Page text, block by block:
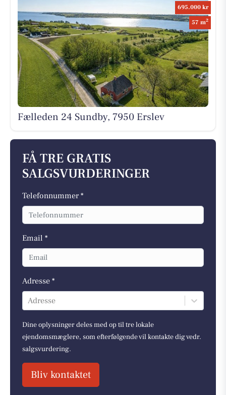
695.000 kr
57 m2
Fælleden 24 Sundby, 7950 Erslev
FÅ TRE GRATIS
SALGSVURDERINGER
Telefonnummer *
Email *
Adresse *
Adresse
Dine oplysninger deles med op til tre lokale
ejendomsmæglere, som efterfølgende vil kontakte dig vedr.
salgsvurdering.
Bliv kontaktet